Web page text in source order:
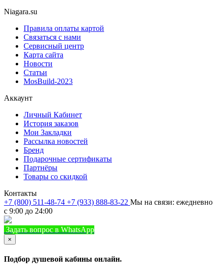
Niagara.su
Правила оплаты картой
Связаться с нами
Сервисный центр
Карта сайта
Новости
Статьи
MosBuild-2023
Аккаунт
Личный Кабинет
История заказов
Мои Закладки
Рассылка новостей
Бренд
Подарочные сертификаты
Партнёры
Товары со скидкой
Контакты
+7 (800) 511-48-74 +7 (933) 888-83-22 Мы на связи: ежедневно
с 9:00 до 24:00
Задать вопрос в WhatsApp
×
Подбор душевой кабины онлайн.